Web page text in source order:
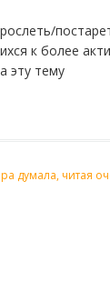
к более
эту тему
думала, читая